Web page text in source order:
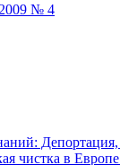
№ 4